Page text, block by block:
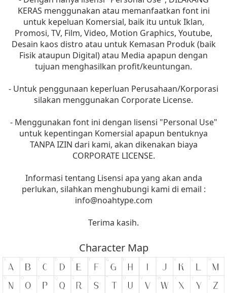
KERAS menggunakan atau memanfaatkan font ini
untuk kepeluan Komersial, baik itu untuk Iklan,
Promosi, TV, Film, Video, Motion Graphics, Youtube,
Desain kaos distro atau untuk Kemasan Produk (baik
Fisik ataupun Digital) atau Media apapun dengan
tujuan menghasilkan profit/keuntungan.
- Untuk penggunaan keperluan Perusahaan/Korporasi
silakan menggunakan Corporate License.
- Menggunakan font ini dengan lisensi "Personal Use"
untuk kepentingan Komersial apapun bentuknya
TANPA IZIN dari kami, akan dikenakan biaya
CORPORATE LICENSE.
Informasi tentang Lisensi apa yang akan anda
perlukan, silahkan menghubungi kami di email :
info@noahtype.com
Terima kasih.
Character Map